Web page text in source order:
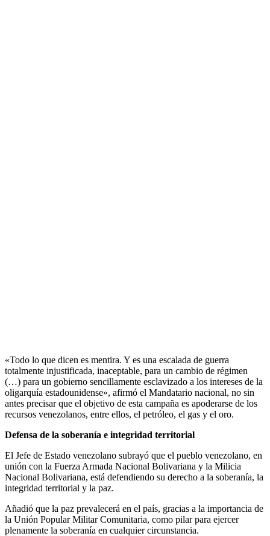
«Todo lo que dicen es mentira. Y es una escalada de guerra
totalmente injustificada, inaceptable, para un cambio de régimen
(…) para un gobierno sencillamente esclavizado a los intereses de la
oligarquía estadounidense», afirmó el Mandatario nacional, no sin
antes precisar que el objetivo de esta campaña es apoderarse de los
recursos venezolanos, entre ellos, el petróleo, el gas y el oro.
Defensa de la soberanía e integridad territorial
El Jefe de Estado venezolano subrayó que el pueblo venezolano, en
unión con la Fuerza Armada Nacional Bolivariana y la Milicia
Nacional Bolivariana, está defendiendo su derecho a la soberanía, la
integridad territorial y la paz.
Añadió que la paz prevalecerá en el país, gracias a la importancia de
la Unión Popular Militar Comunitaria, como pilar para ejercer
plenamente la soberanía en cualquier circunstancia.